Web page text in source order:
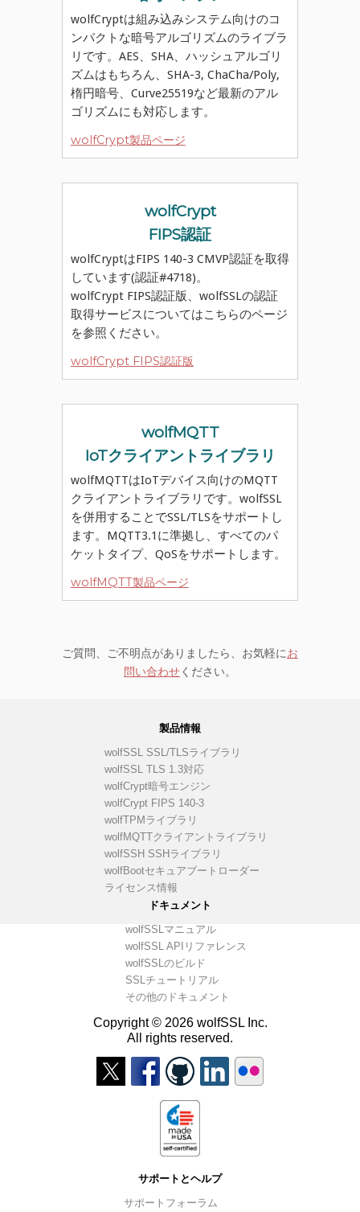
wolfCryptは組み込みシステム向けのコ
ンパクトな暗号アルゴリズムのライブラ
リです。AES、SHA、ハッシュアルゴリ
ズムはもちろん、SHA-3, ChaCha/Poly,
楕円暗号、Curve25519など最新のアル
ゴリズムにも対応します。
wolfCrypt製品ページ
wolfCrypt
FIPS認証
wolfCryptはFIPS 140-3 CMVP認証を取得
しています(認証#4718)。
wolfCrypt FIPS認証版、wolfSSLの認証
取得サービスについてはこちらのページ
を参照ください。
wolfCrypt FIPS認証版
wolfMQTT
IoTクライアントライブラリ
wolfMQTTはIoTデバイス向けのMQTT
クライアントライブラリです。wolfSSL
を併用することでSSL/TLSをサポートし
ます。MQTT3.1に準拠し、すべてのパ
ケットタイプ、QoSをサポートします。
wolfMQTT製品ページ
ご質問、ご不明点がありましたら、お気軽にお
問い合わせください。
製品情報
wolfSSL SSL/TLSライブラリ
wolfSSL TLS 1.3対応
wolfCrypt暗号エンジン
wolfCrypt FIPS 140-3
wolfTPMライブラリ
wolfMQTTクライアントライブラリ
wolfSSH SSHライブラリ
wolfBootセキュアブートローダー
ライセンス情報
ドキュメント
wolfSSLマニュアル
wolfSSL APIリファレンス
wolfSSLのビルド
SSLチュートリアル
その他のドキュメント
Copyright © 2026 wolfSSL Inc.
All rights reserved.
サポートとヘルプ
サポートフォーラム